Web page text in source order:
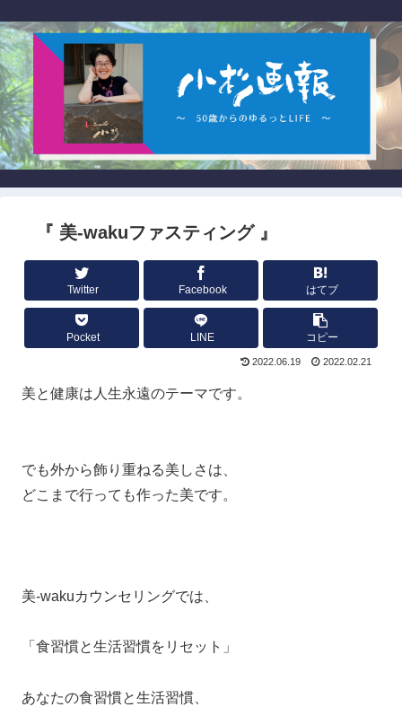
『 美-wakuファスティング 』
Twitter Facebook はてブ
Pocket LINE コピー
2022.06.19 2022.02.21
美と健康は人生永遠のテーマです。
でも外から飾り重ねる美しさは、
どこまで行っても作った美です。
美-wakuカウンセリングでは、
「食習慣と生活習慣をリセット」
あなたの食習慣と生活習慣、